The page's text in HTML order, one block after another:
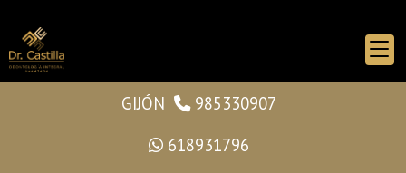
GIJÓN
985330907
618931796